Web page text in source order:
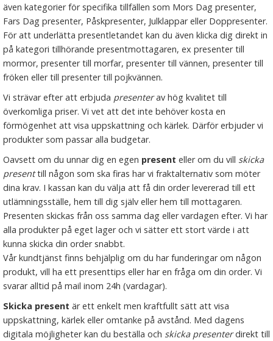
även kategorier för specifika tillfällen som Mors Dag presenter,
Fars Dag presenter, Påskpresenter, Julklappar eller Doppresenter.
För att underlätta presentletandet kan du även klicka dig direkt in
på kategori tillhörande presentmottagaren, ex presenter till
mormor, presenter till morfar, presenter till vännen, presenter till
fröken eller till presenter till pojkvännen.
Vi strävar efter att erbjuda presenterav hög kvalitet till
överkomliga priser. Vi vet att det inte behöver kosta en
förmögenhet att visa uppskattning och kärlek. Därför erbjuder vi
produkter som passar alla budgetar.
Oavsett om du unnar dig en egen present eller om du vill skicka
presenttill någon som ska firas har vi fraktalternativ som möter
dina krav. I kassan kan du välja att få din order levererad till ett
utlämningsställe, hem till dig själv eller hem till mottagaren.
Presenten skickas från oss samma dag eller vardagen efter. Vi har
alla produkter på eget lager och vi sätter ett stort värde i att
kunna skicka din order snabbt.
Vår kundtjänst finns behjälplig om du har funderingar om någon
produkt, vill ha ett presenttips eller har en fråga om din order. Vi
svarar alltid på mail inom 24h (vardagar).
Skicka present är ett enkelt men kraftfullt sätt att visa
uppskattning, kärlek eller omtanke på avstånd. Med dagens
digitala möjligheter kan du beställa och skicka presenterdirekt till